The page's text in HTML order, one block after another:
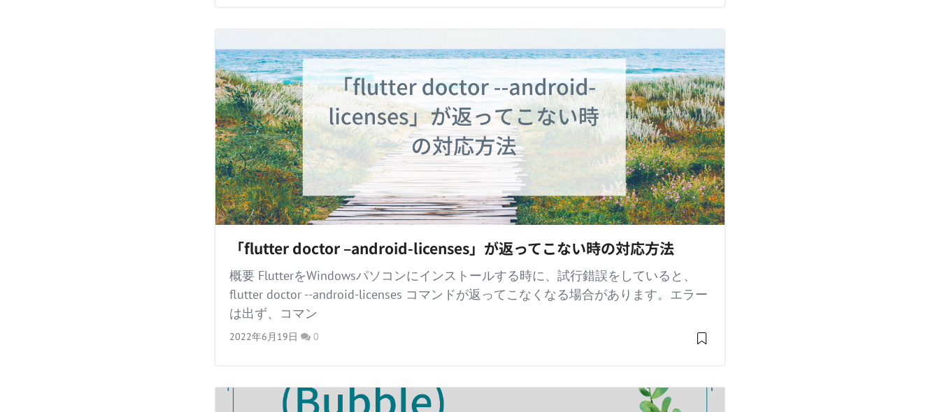
「flutter doctor –android-licenses」が返ってこない時の対応方法
概要 FlutterをWindowsパソコンにインストールする時に、試行錯誤をしていると、
flutter doctor --android-licenses コマンドが返ってこなくなる場合があります。エラー
は出ず、コマン
2022年6月19日 0